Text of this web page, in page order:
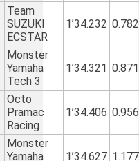
Team
SUZUKI
ECSTAR
1’34.232
Monster
Yamaha
Tech 3
1’34.321
Octo
Pramac
Racing
1’34.406
Monster
Yamaha
1’34.627 1.177